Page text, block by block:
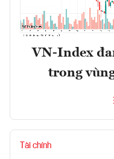
VN-Index
trong
Tài chính